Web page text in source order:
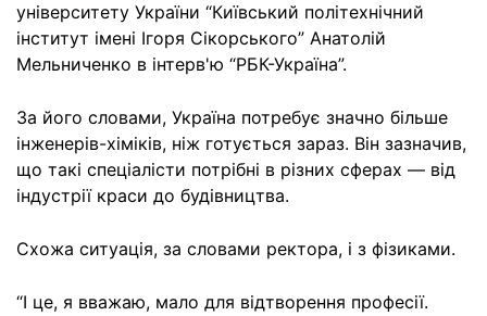
університету України “Київський політехнічний
інститут імені Ігоря Сікорського” Анатолій
Мельниченко в інтерв'ю “РБК-Україна”.
За його словами, Україна потребує значно більше
інженерів-хіміків, ніж готується зараз. Він зазначив,
що такі спеціалісти потрібні в різних сферах — від
індустрії краси до будівництва.
Схожа ситуація, за словами ректора, і з фізиками.
“І це, я вважаю, мало для відтворення професії.